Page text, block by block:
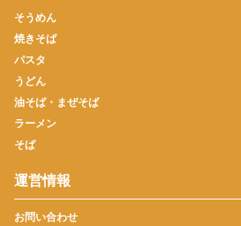
そうめん
焼きそば
パスタ
うどん
油そば・まぜそば
ラーメン
そば
運営情報
お問い合わせ